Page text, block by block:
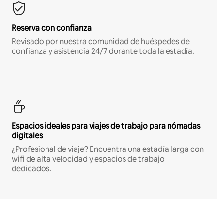
Reserva con confianza
Revisado por nuestra comunidad de huéspedes de
confianza y asistencia 24/7 durante toda la estadía.
Espacios ideales para viajes de trabajo para nómadas
digitales
¿Profesional de viaje? Encuentra una estadía larga con
wifi de alta velocidad y espacios de trabajo
dedicados.